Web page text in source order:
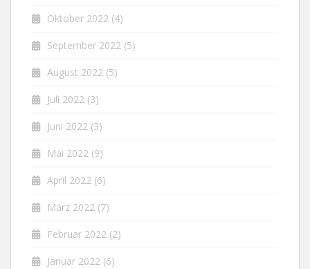
Oktober 2022 (4)
September 2022 (5)
August 2022 (5)
Juli 2022 (3)
Juni 2022 (3)
Mai 2022 (9)
April 2022 (6)
März 2022 (7)
Februar 2022 (2)
Januar 2022 (6)